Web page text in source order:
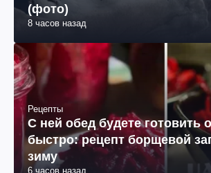
(фото)
8 часов назад
Рецепты
С ней обед будете готовить
быстро: рецепт борщевой
зиму
6 часов назад